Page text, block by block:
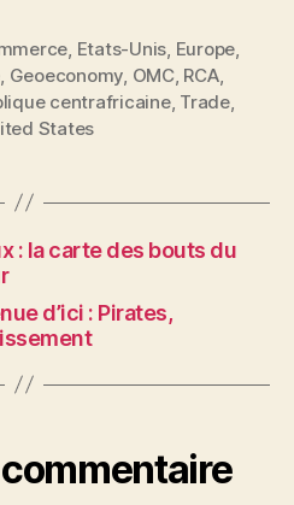
Etats-Unis Europe
Geoeconomy OMC, RCA,
centrafricaine, Trade,
States
: la carte des bouts du
d’ici : Pirates,